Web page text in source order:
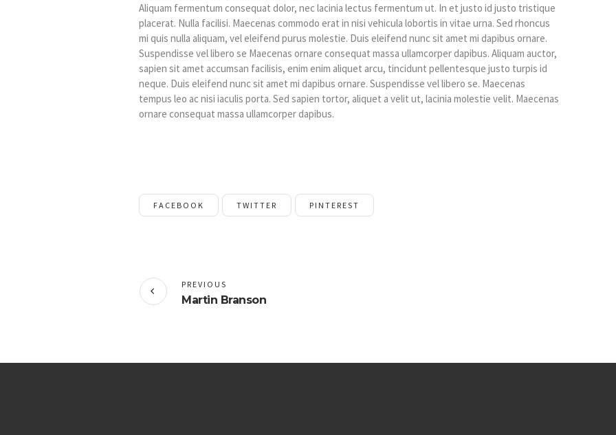
Aliquam fermentum consequat dolor, nec lacinia lectus fermentum ut. In et justo id justo tristique
placerat. Nulla facilisi. Maecenas commodo erat in nisi vehicula lobortis in vitae urna. Sed rhoncus
mi quis nulla aliquam, vel eleifend purus molestie. Duis eleifend nunc sit amet mi dapibus ornare.
Suspendisse vel libero se Maecenas ornare consequat massa ullamcorper dapibus. Aliquam auctor,
sapien sit amet accumsan facilisis, enim enim aliquet arcu, tincidunt pellentesque justo turpis id
neque. Duis eleifend nunc sit amet mi dapibus ornare. Suspendisse vel libero se. Maecenas
tempus leo ac nisi iaculis porta. Sed sapien tortor, aliquet a velit ut, lacinia molestie velit. Maecenas
ornare consequat massa ullamcorper dapibus.
FACEBOOK TWITTER PINTEREST
Martin Branson
PREVIOUS